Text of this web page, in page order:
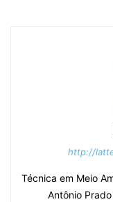
http://
Técnica em Meio
Antônio